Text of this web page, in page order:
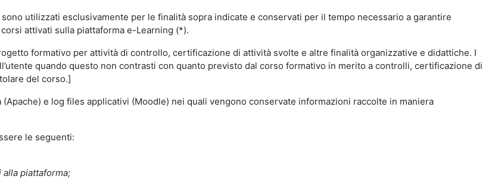
utilizzati esclusivamente per le finalità sopra indicate e conservati per il tempo necessario a garantire
attivati sulla piattaforma e-Learning (*).
formativo per attività di controllo, certificazione di attività svolte e altre finalità organizzative e didattiche. I
quando questo non contrasti con quanto previsto dal corso formativo in merito a controlli, certificazione di
del corso.]
e log files applicativi (Moodle) nei quali vengono conservate informazioni raccolte in maniera
le seguenti:
piattaforma;